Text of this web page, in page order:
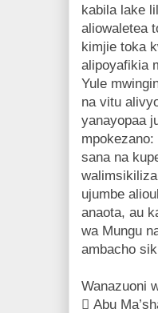
kabila lake
aliowaletea
kimjie toka
alipoyafikia
Yule
na vitu
yanayopaa
sana na
ujumbe
anaota, au
wa Mungu
ambacho
Wanazuoni
 Abu